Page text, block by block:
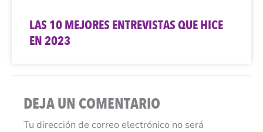
LAS 10 MEJORES ENTREVISTAS QUE HICE
EN 2023
DEJA UN COMENTARIO
Tu dirección de correo electrónico no será